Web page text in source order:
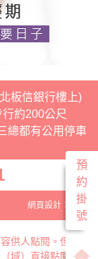
板信銀行樓上)
約200公尺
總都有公用停車
網頁設計：威普
供人點閱。但以
域）直接點閱
預
約
掛
號